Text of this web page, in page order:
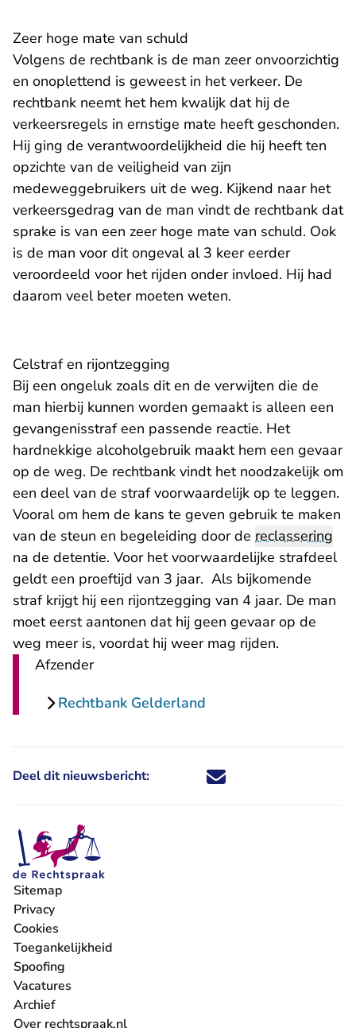
Zeer hoge mate van schuld
Volgens de rechtbank is de man zeer onvoorzichtig
en onoplettend is geweest in het verkeer. De
rechtbank neemt het hem kwalijk dat hij de
verkeersregels in ernstige mate heeft geschonden.
Hij ging de verantwoordelijkheid die hij heeft ten
opzichte van de veiligheid van zijn
medeweggebruikers uit de weg. Kijkend naar het
verkeersgedrag van de man vindt de rechtbank dat
sprake is van een zeer hoge mate van schuld. Ook
is de man voor dit ongeval al 3 keer eerder
veroordeeld voor het rijden onder invloed. Hij had
daarom veel beter moeten weten.
Celstraf en rijontzegging
Bij een ongeluk zoals dit en de verwijten die de
man hierbij kunnen worden gemaakt is alleen een
gevangenisstraf een passende reactie. Het
hardnekkige alcoholgebruik maakt hem een gevaar
op de weg. De rechtbank vindt het noodzakelijk om
een deel van de straf voorwaardelijk op te leggen.
Vooral om hem de kans te geven gebruik te maken
van de steun en begeleiding door de reclassering
na de detentie. Voor het voorwaardelijke strafdeel
geldt een proeftijd van 3 jaar. Als bijkomende
straf krijgt hij een rijontzegging van 4 jaar. De man
moet eerst aantonen dat hij geen gevaar op de
weg meer is, voordat hij weer mag rijden.
Afzender
Rechtbank Gelderland
Deel dit nieuwsbericht: Deel dit nieuwsbericht via X -
Deel dit nieuwsbericht via
Deel dit nieuwsbericht
Deel dit
Sitemap
Privacy
Cookies
Toegankelijkheid
Spoofing
Vacatures
- U verlaat Rechtspraak.nl
Archief
Over rechtspraak.nl